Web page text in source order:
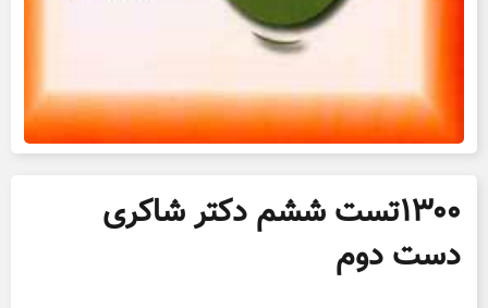
۱۳۰۰تست ششم دکتر شاکری
دست دوم